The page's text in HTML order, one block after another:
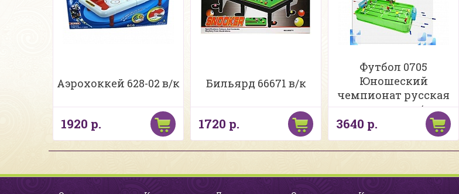
Аэрохоккей 628-02 в/к
1920 р.
Бильярд 66671 в/к
1720 р.
Футбол 0705
Юношеский
чемпионат русская
упаковка в/к
3640 р.